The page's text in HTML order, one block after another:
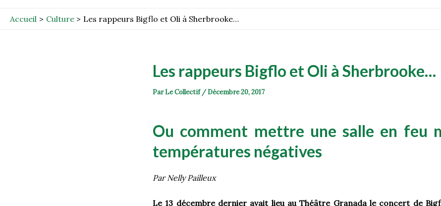
Accueil Culture Les rappeurs Bigflo et Oli à Sherbrooke…
Les rappeurs Bigflo et Oli à Sherbrooke…
ParLe Collectif /Décembre 20, 2017
Ou comment mettre une salle en feu
températures négatives
Par Nelly Pailleux
Le 13 décembre dernier avait lieu au Théâtre Granada le concert de